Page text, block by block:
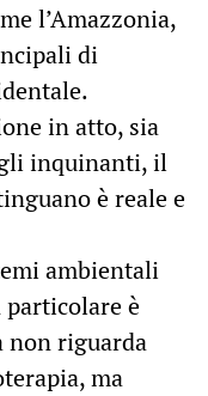
l’Amazzonia,
di
in atto, sia
inquinanti, il
è reale e
ambientali
è
non riguarda
ma